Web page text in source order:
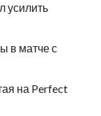
усилить
в матче с
на Perfect